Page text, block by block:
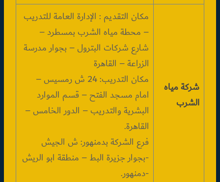
شركة مياه
الشرب
مكان التقديم : الإدارة العامة للتدريب
– محطة مياه الشرب بمسطرد –
شارع شركات البترول – بجوار مدرسة
الزراعة – القاهرة
مكان التدريب: 24 ش رمسيس –
امام مسجد الفتح – قسم الموارد
البشرية والتدريب – الدور الخامس –
القاهرة.
فرع الشركة بدمنهور: ش الجيش
-بجوار جزيرة البط – منطقة ابو الريش
-دمنهور.